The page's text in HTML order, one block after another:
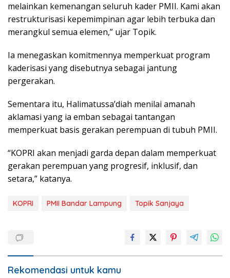
melainkan kemenangan seluruh kader PMII. Kami akan
restrukturisasi kepemimpinan agar lebih terbuka dan
merangkul semua elemen,” ujar Topik.
Ia menegaskan komitmennya memperkuat program
kaderisasi yang disebutnya sebagai jantung
pergerakan.
Sementara itu, Halimatussa’diah menilai amanah
aklamasi yang ia emban sebagai tantangan
memperkuat basis gerakan perempuan di tubuh PMII.
“KOPRI akan menjadi garda depan dalam memperkuat
gerakan perempuan yang progresif, inklusif, dan
setara,” katanya.
KOPRI PMII Bandar Lampung Topik Sanjaya
Rekomendasi untuk kamu